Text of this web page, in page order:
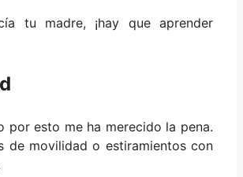
tu madre, ¡hay que aprender
por esto me ha merecido la pena.
de movilidad o estiramientos con